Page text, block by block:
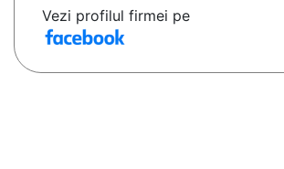
Vezi profilul firmei pe